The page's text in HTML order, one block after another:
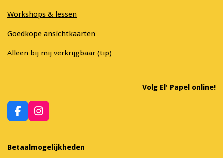
Workshops & lessen
Goedkope ansichtkaarten
Alleen bij mij verkrijgbaar (tip)
Volg El' Papel online!
F
a
e
b
I
n
a
Betaalmogelijkheden